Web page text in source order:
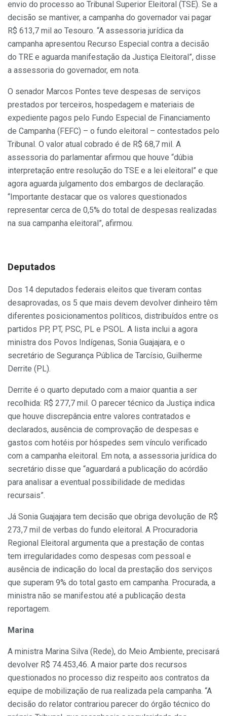
envio do processo ao Tribunal Superior Eleitoral (TSE). Se a
decisão se mantiver, a campanha do governador vai pagar
R$ 613,7 mil ao Tesouro. “A assessoria jurídica da
campanha apresentou Recurso Especial contra a decisão
do TRE e aguarda manifestação da Justiça Eleitoral”, disse
a assessoria do governador, em nota.
O senador Marcos Pontes teve despesas de serviços
prestados por terceiros, hospedagem e materiais de
expediente pagos pelo Fundo Especial de Financiamento
de Campanha (FEFC) – o fundo eleitoral – contestados pelo
Tribunal. O valor atual cobrado é de R$ 68,7 mil. A
assessoria do parlamentar afirmou que houve “dúbia
interpretação entre resolução do TSE e a lei eleitoral” e que
agora aguarda julgamento dos embargos de declaração.
“Importante destacar que os valores questionados
representar cerca de 0,5% do total de despesas realizadas
na sua campanha eleitoral”, afirmou.
Deputados
Dos 14 deputados federais eleitos que tiveram contas
desaprovadas, os 5 que mais devem devolver dinheiro têm
diferentes posicionamentos políticos, distribuídos entre os
partidos PP, PT, PSC, PL e PSOL. A lista inclui a agora
ministra dos Povos Indígenas, Sonia Guajajara, e o
secretário de Segurança Pública de Tarcísio, Guilherme
Derrite (PL).
Derrite é o quarto deputado com a maior quantia a ser
recolhida: R$ 277,7 mil. O parecer técnico da Justiça indica
que houve discrepância entre valores contratados e
declarados, ausência de comprovação de despesas e
gastos com hotéis por hóspedes sem vínculo verificado
com a campanha eleitoral. Em nota, a assessoria jurídica do
secretário disse que “aguardará a publicação do acórdão
para analisar a eventual possibilidade de medidas
recursais”.
Já Sonia Guajajara tem decisão que obriga devolução de R$
273,7 mil de verbas do fundo eleitoral. A Procuradoria
Regional Eleitoral argumenta que a prestação de contas
tem irregularidades como despesas com pessoal e
ausência de indicação do local da prestação dos serviços
que superam 9% do total gasto em campanha. Procurada, a
ministra não se manifestou até a publicação desta
reportagem.
Marina
A ministra Marina Silva (Rede), do Meio Ambiente, precisará
devolver R$ 74.453,46. A maior parte dos recursos
questionados no processo diz respeito aos contratos da
equipe de mobilização de rua realizada pela campanha. “A
decisão do relator contrariou parecer do órgão técnico do